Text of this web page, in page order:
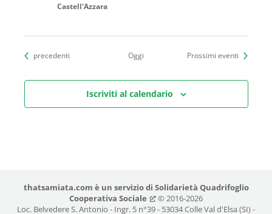
Castell'Azzara
Eventi
precedenti Oggi Prossimi eventi
Iscriviti al calendario
thatsamiata.com è un servizio di Solidarietà Quadrifoglio
Cooperativa Sociale
© 2016-2026
Loc. Belvedere S. Antonio - Ingr. 5 n°39 - 53034 Colle Val d'Elsa (SI) -